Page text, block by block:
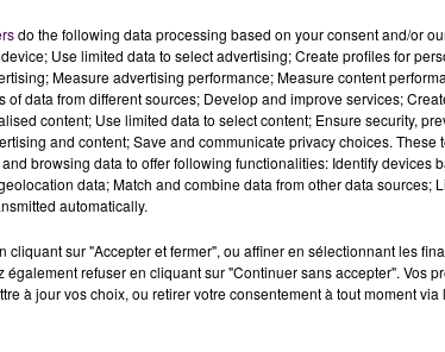
c’était pour inaugurer le MMArena, le
des matchs de foot internationaux mais
ans plus tard, l’équipement sportif peine à se
Nationale de Football a raccroché. Pour sa
aussi pour se consacrer à son autre
amoureux de la montagne".
Frédéric Thiriez a notamment participé
conduit, avec Marc Batard, l'expédition
près de l'Everest. L’auteur du"Dictionnaire
livre publié aux édition Plon, de simples lieux
do the following data processing based on your consent and/or
Use limited data to select advertising; Create profiles for
Measure advertising performance; Measure content
of data from different sources; Develop and improve services;
content; Use limited data to select content; Ensure security,
and content; Save and communicate privacy choices.
browsing data to offer following functionalities: Identify devices
data; Match and combine data from other data sources;
automatically.
cliquant sur "Accepter et fermer", ou affiner en sélectionnant les
également refuser en cliquant sur "Continuer sans accepter". Vos
à jour vos choix, ou retirer votre consentement à tout moment